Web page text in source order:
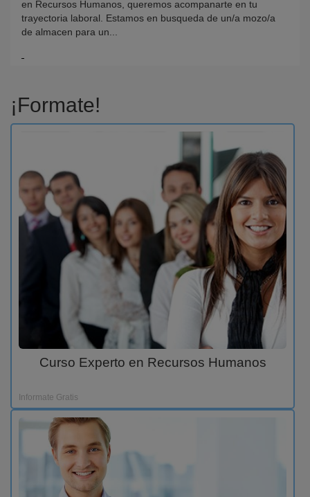
en Recursos Humanos, queremos acompanarte en tu
trayectoria laboral. Estamos en busqueda de un/a mozo/a
de almacen para un...
¡Formate!
Curso Experto en Recursos Humanos
Informate Gratis